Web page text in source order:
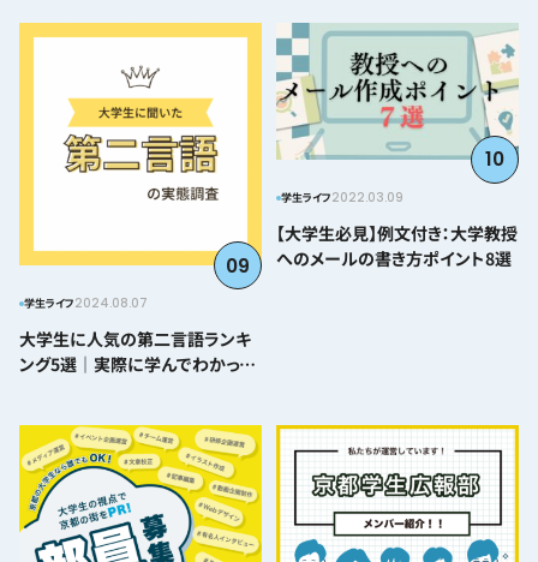
09
学生ライフ2024.08.07
大学生に人気の第二言語ランキ
ング5選｜実際に学んでわかった
10
学生ライフ2022.03.09
【大学生必見】例文付き：大学教授
へのメールの書き方ポイント8選